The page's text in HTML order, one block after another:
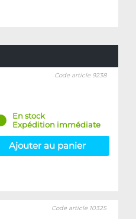
Code article 9238
En stock
Expédition immédiate
Ajouter au panier
Code article 10325